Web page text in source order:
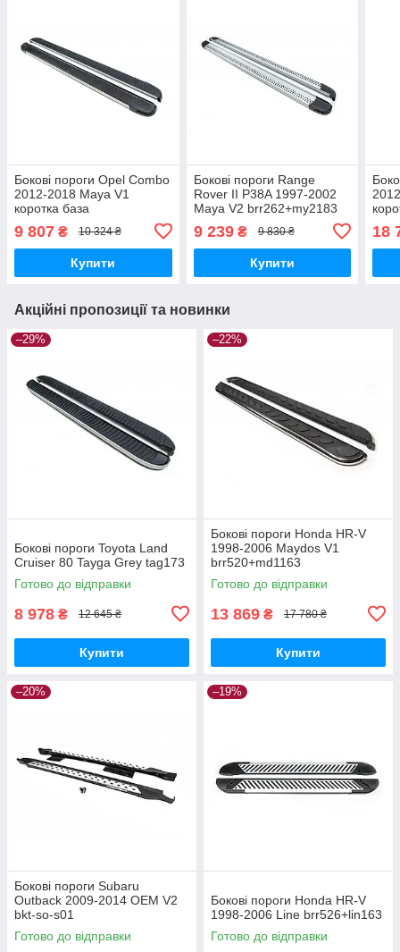
Бокові пороги Opel Combo
2012-2018 Maya V1
коротка база
9 807 ₴ 10 324 ₴
Купити
Бокові пороги Range
Rover II P38A 1997-2002
Maya V2 brr262+my2183
9 239₴ 9 830 ₴
Купити
18
Акційні пропозиції та новинки
–29%
Бокові пороги Toyota Land
Cruiser 80 Tayga Grey tag173
Готово до відправки
8 978 ₴ 12 645 ₴
Купити
–22%
Бокові пороги Honda HR-V
1998-2006 Maydos V1
brr520+md1163
Готово до відправки
13 869 ₴ 17 780 ₴
Купити
–20%
Бокові пороги Subaru
Outback 2009-2014 OEM V2
bkt-so-s01
Готово до відправки
–19%
Бокові пороги Honda HR-V
1998-2006 Line brr526+lin163
Готово до відправки